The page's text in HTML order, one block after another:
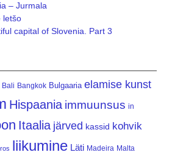
– Jurmala
letšo
capital of Slovenia. Part 3
Bali Bangkok Bulgaaria elamise kunst
Hispaania immuunsus in
Itaalia järved kassid kohvik
liikumine Läti Madeira Malta